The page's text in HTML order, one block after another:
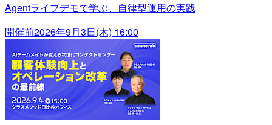
Agentライブデモで学ぶ、自律型運用の実践
開催前2026年9月3日(木) 16:00